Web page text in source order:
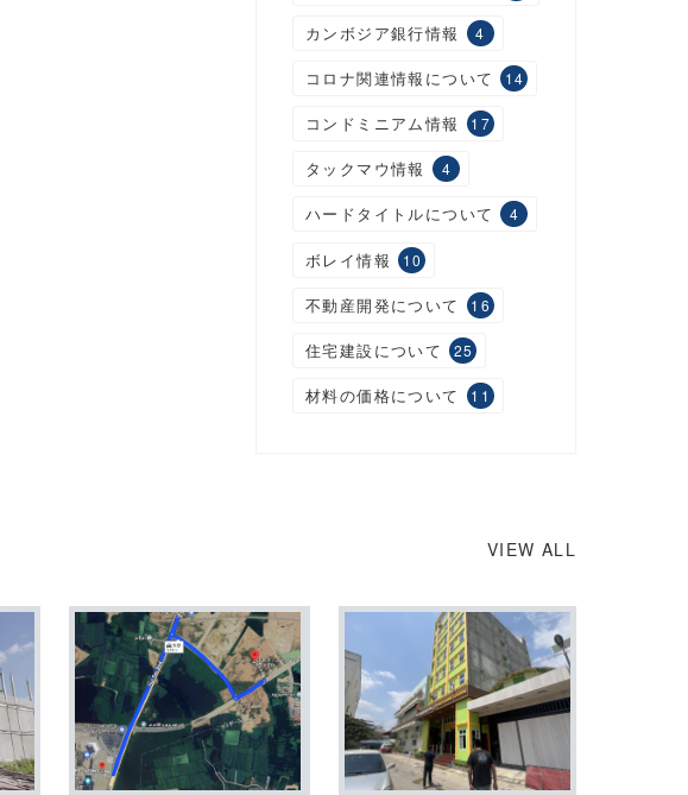
カンボジア銀行情報 4
コロナ関連情報について 14
コンドミニアム情報 17
タックマウ情報 4
ハードタイトルについて 4
ボレイ情報 10
不動産開発について 16
住宅建設について 25
材料の価格について 11
VIEW ALL